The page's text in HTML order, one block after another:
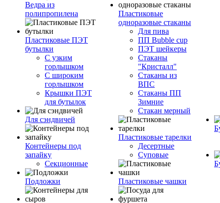
Ведра из
полипропилена
Пластиковые ПЭТ
бутылки
С узким
горлышком
С широким
горлышком
Крышки ПЭТ
для бутылок
Для сэндвичей
Контейнеры под
запайку
Секционные
Подложки
Пластиковые
одноразовые стаканы
Для пива
ПП Bubble cup
ПЭТ шейкеры
Стаканы
"Кристалл"
Стаканы из
ВПС
Стаканы ПП
Зимние
Стакан мерный
Пластиковые тарелки
Десертные
Суповые
Пластиковые чашки